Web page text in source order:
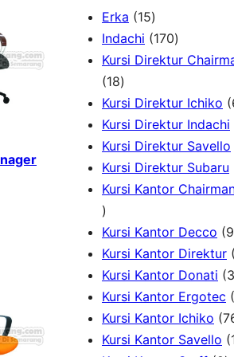
Erka 151
5
p
o
d
u
c
t
Indachi 1701
7
p
r
o
d
u
t
s
Kursi Direktur
181
8
p
r
o
d
c
t
s
Kursi Direktur Ichiko
Kursi Direktur Indachi
Kursi Direktur Savello
Kursi Direktur Subaru
Kursi Kantor
8
7
p
r
o
d
u
Kursi Kantor Decco
Kursi Kantor Direktur
Kursi Kantor Donati
Kursi Kantor Ergotec
Kursi Kantor Ichiko
Kursi Kantor Savello